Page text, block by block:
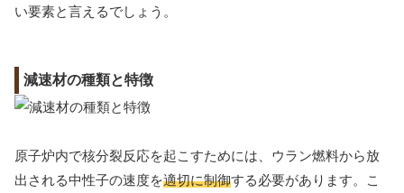
い要素と言えるでしょう。
減速材の種類と特徴
原子炉内で核分裂反応を起こすためには、ウラン燃料から放
出される中性子の速度を適切に制御する必要があります。こ